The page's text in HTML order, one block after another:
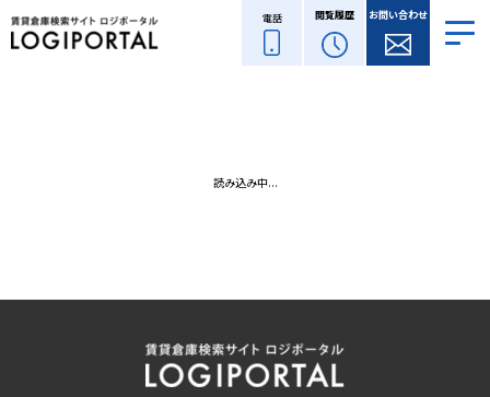
電話 閲覧履歴 お問い合わせ
読み込み中...